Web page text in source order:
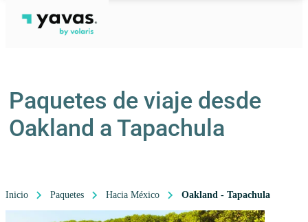
Paquetes de viaje desde
Oakland a Tapachula
Inicio Paquetes Hacia México Oakland - Tapachula